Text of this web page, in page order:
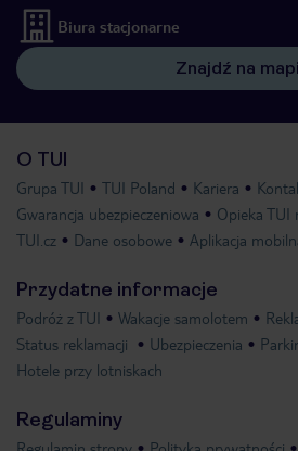
Biura stacjonarne
Znajdź na
O TUI
Grupa TUI TUI Poland Kariera
Gwarancja ubezpieczeniowa
Opieka TUI
TUI.cz
Dane osobowe Aplikacja
Przydatne informacje
Podróż z TUI Wakacje samolotem
Status reklamacji
Ubezpieczenia
Hotele przy lotniskach
Regulaminy